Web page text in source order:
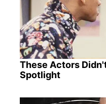
These Actors
Spotlight